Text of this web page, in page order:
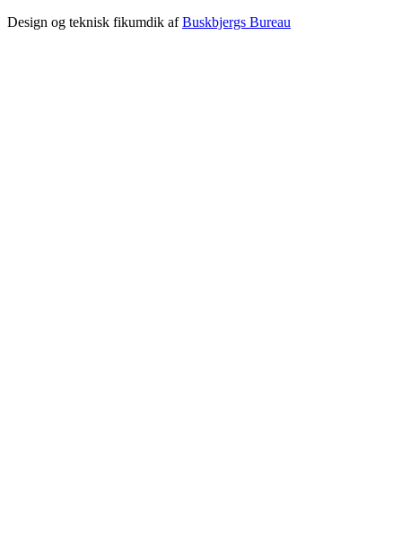
Design og teknisk fikumdik afBuskbjergs Bureau